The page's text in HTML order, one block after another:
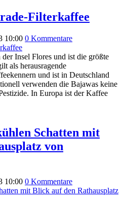
Filterkaffee
10:00 0 Kommentare
Insel Flores und ist die größte
als herausragende
und ist in Deutschland
verwenden die Bajawas keine
In Europa ist der Kaffee
Schatten mit
von
10:00 0 Kommentare